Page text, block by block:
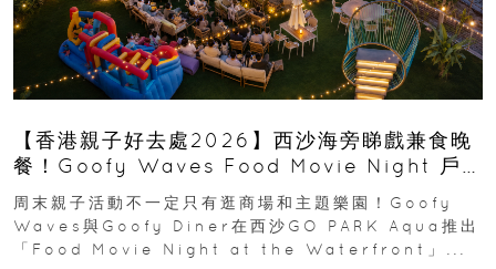
【香港親子好去處2026】西沙海旁睇戲兼食晚
餐！Goofy Waves Food Movie Night 戶
外影院逢週末登場
周末親子活動不一定只有逛商場和主題樂園！Goofy
Waves與Goofy Diner在西沙GO PARK Aqua推出
「Food Movie Night at the Waterfront」...